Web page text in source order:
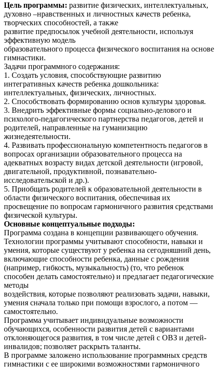
Цель программы: развитие физических, интеллектуальных,
духовно –нравственных и личностных качеств ребенка,
творческих способностей, а также
развитие предпосылок учебной деятельности, используя
эффективную модель
образовательного процесса физического воспитания на основе
гимнастики.
Задачи программного содержания:
1. Создать условия, способствующие развитию
интегративных качеств ребенка дошкольника:
интеллектуальных, физических, личностных.
2. Способствовать формированию основ культуры здоровья.
3. Внедрить эффективные формы социально-делового и
психолого-педагогического партнерства педагогов, детей и
родителей, направленные на гуманизацию
жизнедеятельности.
4. Развивать профессиональную компетентность педагогов в
вопросах организации образовательного процесса на
адекватных возрасту видах детской деятельности (игровой,
двигательной, продуктивной, познавательно-
исследовательской и др.).
5. Приобщать родителей к образовательной деятельности в
области физического воспитания, обеспечивая их
просвещение по вопросам гармоничного развития средствами
физической культуры.
Основные концептуальные подходы:
Программа создана в концепции развивающего обучения.
Технологии программы учитывают способности, навыки и
умения, которые существуют у ребенка на сегодняшний день,
включающие способности ребенка, данные с рождения
(например, гибкость, музыкальность) (то, что ребенок
способен делать самостоятельно) и предлагает педагогические
методы
воздействия, которые позволяют реализовать задачи, навыки,
умения сначала только при помощи взрослого, а потом —
самостоятельно.
Программа учитывает индивидуальные возможности
обучающихся, особенности развития детей с вариантами
отклоняющегося развития, в том числе детей с ОВЗ и детей-
инвалидов; позволяет раскрыть таланты.
В программе заложено использование программных средств
гимнастики с ее широкими возможностями гармоничного